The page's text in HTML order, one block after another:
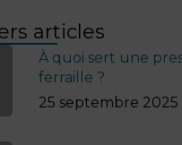
articles
À quoi sert une
ferraille ?
25 septembre 2025